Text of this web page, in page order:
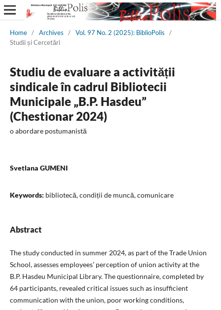
Home / Archives / Vol. 97 No. 2 (2025): BiblioPolis
/
Studii și Cercetări
Studiu de evaluare a activității
sindicale în cadrul Bibliotecii
Municipale „B.P. Hasdeu”
(Chestionar 2024)
o abordare postumanistă
Svetlana GUMENI
Keywords: bibliotecă, condiții de muncă, comunicare
Abstract
The study conducted in summer 2024, as part of the Trade Union
School, assesses employees’ perception of union activity at the
B.P. Hasdeu Municipal Library. The questionnaire, completed by
64 participants, revealed critical issues such as insufficient
communication with the union, poor working conditions,